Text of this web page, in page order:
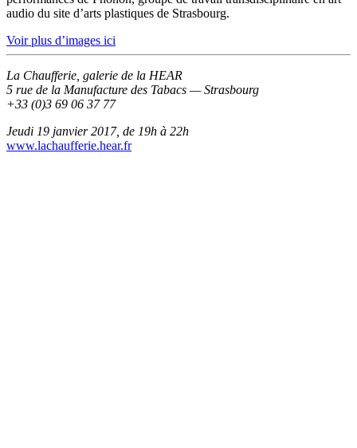
audio du site d’arts plastiques de Strasbourg.
Voir plus d’images ici
La Chaufferie, galerie de la HEAR
5 rue de la Manufacture des Tabacs — Strasbourg
+33 (0)3 69 06 37 77
Jeudi 19 janvier 2017, de 19h à 22h
www.lachaufferie.hear.fr